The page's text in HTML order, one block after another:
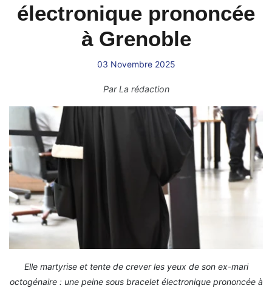
électronique prononcée
à Grenoble
03 Novembre 2025
ParLa rédaction
Elle martyrise et tente de crever les yeux de son ex-mari
octogénaire : une peine sous bracelet électronique prononcée à